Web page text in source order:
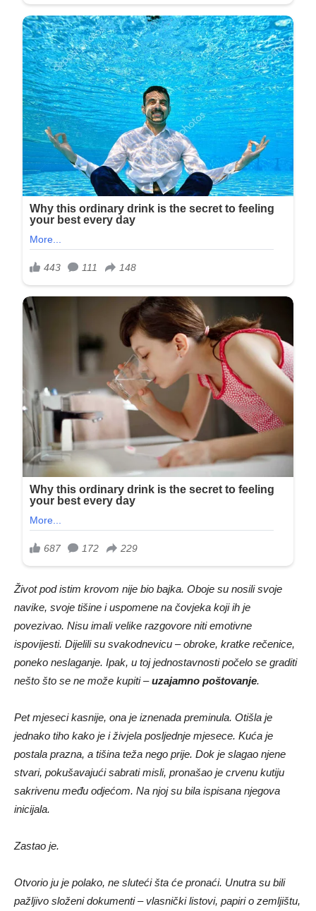
Život pod istim krovom nije bio bajka. Oboje su nosili svoje
navike, svoje tišine i uspomene na čovjeka koji ih je
povezivao. Nisu imali velike razgovore niti emotivne
ispovijesti. Dijelili su svakodnevicu – obroke, kratke rečenice,
poneko neslaganje. Ipak, u toj jednostavnosti počelo se graditi
nešto što se ne može kupiti –uzajamno poštovanje.
Pet mjeseci kasnije, ona je iznenada preminula. Otišla je
jednako tiho kako je i živjela posljednje mjesece. Kuća je
postala prazna, a tišina teža nego prije. Dok je slagao njene
stvari, pokušavajući sabrati misli, pronašao je crvenu kutiju
sakrivenu među odjećom. Na njoj su bila ispisana njegova
inicijala.
Zastao je.
Otvorio ju je polako, ne sluteći šta će pronaći. Unutra su bili
pažljivo složeni dokumenti – vlasnički listovi, papiri o zemljištu,